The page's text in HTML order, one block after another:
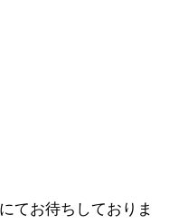
てお待ちしておりま